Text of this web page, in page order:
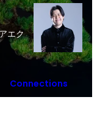
エク
Connections